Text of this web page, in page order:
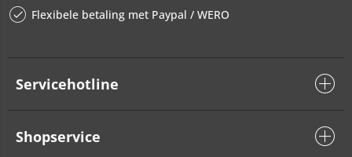
Flexibele betaling met Paypal / WERO
Servicehotline
Shopservice